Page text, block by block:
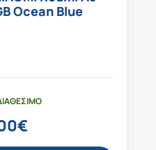
Ocean Blue
€